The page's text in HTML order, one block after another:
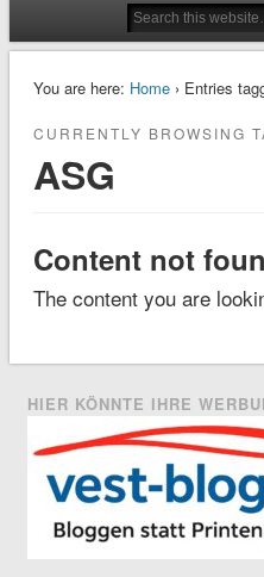
You are here: Home› Entries
CURRENTLY BROWSING
ASG
Content not
The content you are
HIER KÖNNTE IHRE